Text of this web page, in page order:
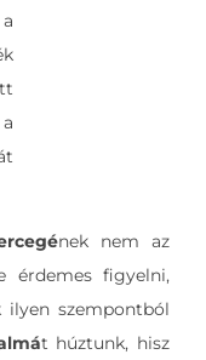
nek nem az
érdemes figyelni,
ilyen szempontból
t húztunk, hisz